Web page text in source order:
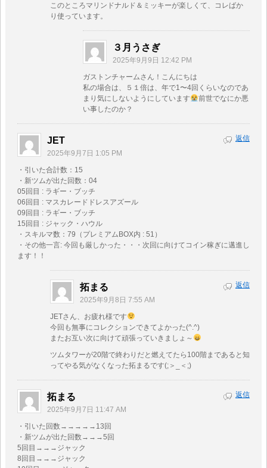
このところマリンドナルド＆ミッキーが楽しくて、コレばか
り使っています。
３月うさぎ
2025年9月9日 12:42 PM
ガストンチャームさん！こんにちは
私の場合は、５１倍は、年で1〜4回くらいなのであ
まり気にしないようにしています
前世でなにか悪
い事したのか？
JET
2025年9月7日 1:05 PM
・引いた合計数：15
・新ツムが出た回数：04
05回目 : ラギー・ブッチ
06回目 : マスカレードドレスアズール
09回目 : ラギー・ブッチ
15回目 : ジャック・ハウル
・スキルマ数：79（プレミアムBOX内 : 51）
・その他一言: 今回も厳しかった・・・次回に向けてコイン稼ぎに邁進し
ます！！
返信
拓まる
2025年9月8日 7:55 AM
JETさん、お疲れ様です
今回も無事にコレクションできてよかった(^.^)
またお互い次に向けて頑張っていきましょ～
ツムタワーが20階で終わりだと燃えてたら100階まであると知
ってやる気がなくなった拓まるです(;＞_＜;)
返信
拓まる
2025年9月7日 11:47 AM
・引いた回数→→→→→13回
・新ツムが出た回数→→→5回
5回目→→→ジャック
8回目→→→ジャック
返信